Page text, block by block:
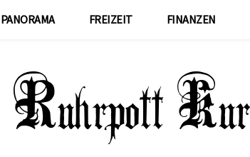
PANORAMA FREIZEIT FINANZEN